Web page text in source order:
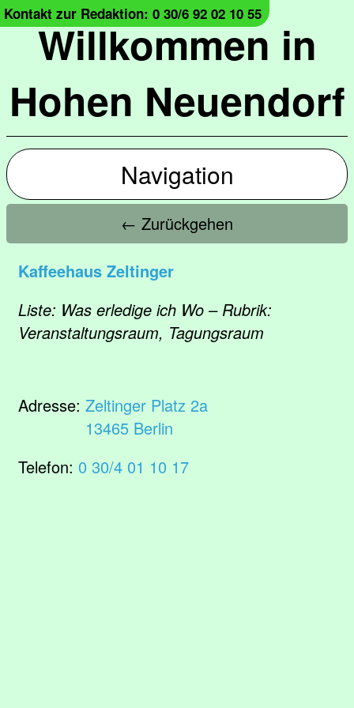
Willkommen in
Hohen Neuendorf
Kontakt zur Redaktion: 0 30/6 92 02 10 55
Navigation
← Zurückgehen
Kaffeehaus Zeltinger
Liste: Was erledige ich Wo – Rubrik:
Veranstaltungsraum, Tagungsraum
Adresse: Zeltinger Platz 2a
13465 Berlin
Telefon: 0 30/4 01 10 17